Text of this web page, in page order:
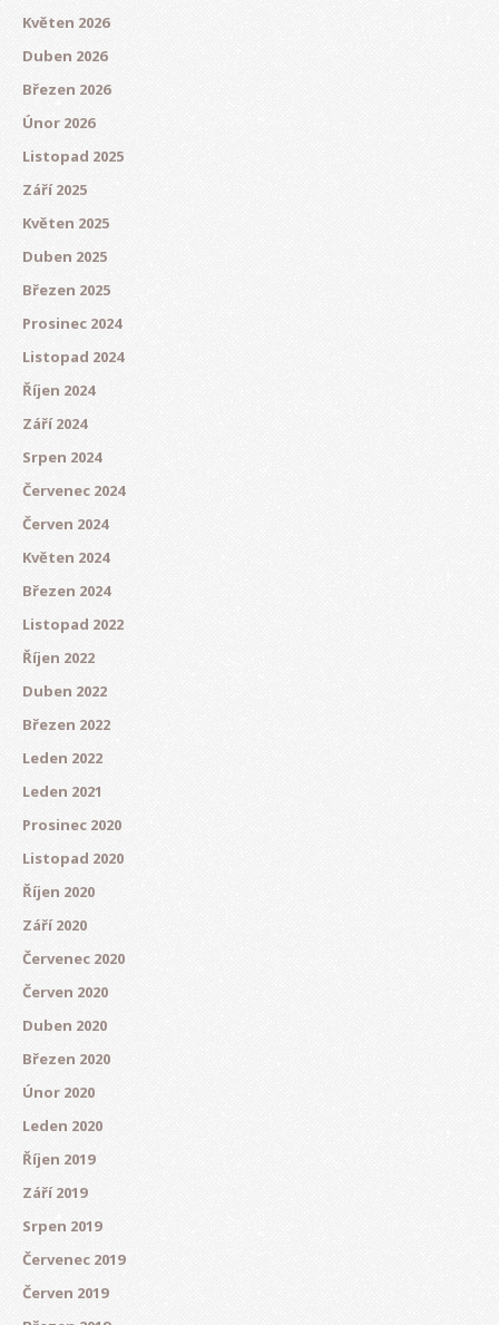
Květen 2026
Duben 2026
Březen 2026
Únor 2026
Listopad 2025
Září 2025
Květen 2025
Duben 2025
Březen 2025
Prosinec 2024
Listopad 2024
Říjen 2024
Září 2024
Srpen 2024
Červenec 2024
Červen 2024
Květen 2024
Březen 2024
Listopad 2022
Říjen 2022
Duben 2022
Březen 2022
Leden 2022
Leden 2021
Prosinec 2020
Listopad 2020
Říjen 2020
Září 2020
Červenec 2020
Červen 2020
Duben 2020
Březen 2020
Únor 2020
Leden 2020
Říjen 2019
Září 2019
Srpen 2019
Červenec 2019
Červen 2019